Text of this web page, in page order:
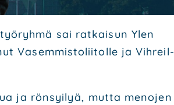
sai rat­kai­sun Ylen
Vasem­mis­to­lii­tol­le ja Vih­reil­
ja rön­syi­lyä, mut­ta meno­jen